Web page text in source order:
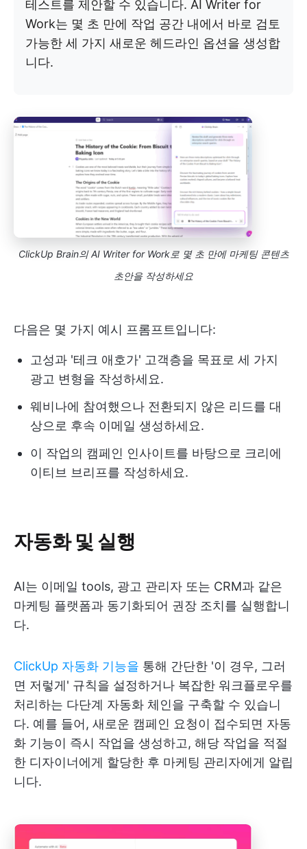
테스트를 제안할 수 있습니다. AI Writer for
Work는 몇 초 만에 작업 공간 내에서 바로 검토
가능한 세 가지 새로운 헤드라인 옵션을 생성합
니다.
ClickUp Brain의 AI Writer for Work로 몇 초 만에 마케팅 콘텐츠
초안을 작성하세요
다음은 몇 가지 예시 프롬프트입니다:
고성과 '테크 애호가' 고객층을 목표로 세 가지
광고 변형을 작성하세요.
웨비나에 참여했으나 전환되지 않은 리드를 대
상으로 후속 이메일 생성하세요.
이 작업의 캠페인 인사이트를 바탕으로 크리에
이티브 브리프를 작성하세요.
자동화 및 실행
AI는 이메일 tools, 광고 관리자 또는 CRM과 같은
마케팅 플랫폼과 동기화되어 권장 조치를 실행합니
다.
ClickUp 자동화 기능을 통해 간단한 '이 경우, 그러
면 저렇게' 규칙을 설정하거나 복잡한 워크플로우를
처리하는 다단계 자동화 체인을 구축할 수 있습니
다. 예를 들어, 새로운 캠페인 요청이 접수되면 자동
화 기능이 즉시 작업을 생성하고, 해당 작업을 적절
한 디자이너에게 할당한 후 마케팅 관리자에게 알립
니다.